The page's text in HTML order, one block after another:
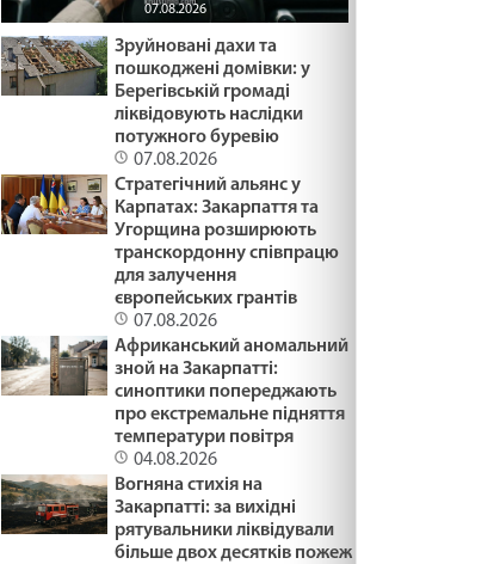
06.02.2025
ВІДВОЛІКАННЯ І БАЙДУЖІСТЬ /1444/ Майтеся
ТРИ АГРЕГАТНІ СТАНИ /1493/ Майтеся файно
05.02.2025
ПОТІМ ЗРОЗУМІЄМО /1492/ Майтеся файно
03.02.2025
Біблія-книга зустрічі
Зустрітись для стосунків. Лк 2:22-40.
07.08.2026
Зруйновані дахи та
пошкоджені домівки: у
Берегівській громаді
ліквідовують наслідки
потужного буревію
07.08.2026
Стратегічний альянс у
Карпатах: Закарпаття та
Угорщина розширюють
транскордонну співпрацю
для залучення
європейських грантів
07.08.2026
Африканський аномальний
зной на Закарпатті:
синоптики попереджають
про екстремальне підняття
температури повітря
04.08.2026
Вогняна стихія на
Закарпатті: за вихідні
рятувальники ліквідували
більше двох десятків пожеж